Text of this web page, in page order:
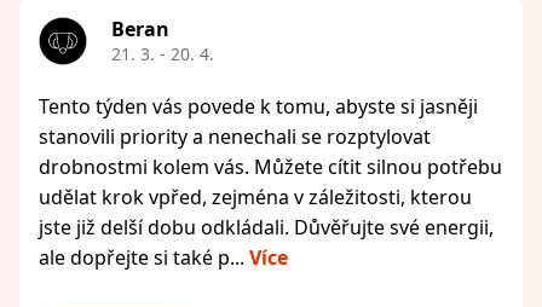
Beran
21. 3. - 20. 4.
Tento týden vás povede k tomu, abyste si jasněji
stanovili priority a nenechali se rozptylovat
drobnostmi kolem vás. Můžete cítit silnou potřebu
udělat krok vpřed, zejména v záležitosti, kterou
jste již delší dobu odkládali. Důvěřujte své energii,
ale dopřejte si také p... Více